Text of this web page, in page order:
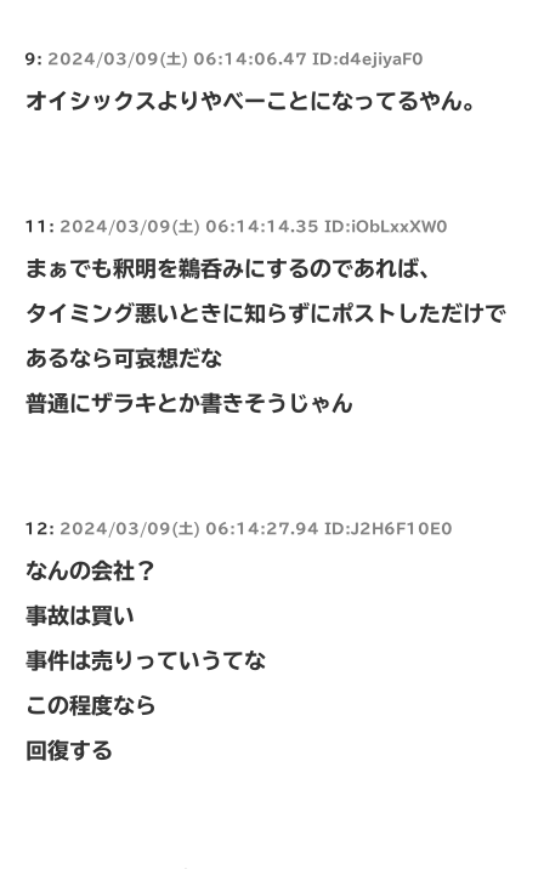
9: 2024/03/09(土) 06:14:06.47 ID:d4ejiyaF0
オイシックスよりやべーことになってるやん。
11: 2024/03/09(土) 06:14:14.35 ID:iObLxxXW0
まぁでも釈明を鵜呑みにするのであれば、
タイミング悪いときに知らずにポストしただけで
あるなら可哀想だな
普通にザラキとか書きそうじゃん
12: 2024/03/09(土) 06:14:27.94 ID:J2H6F10E0
なんの会社？
事故は買い
事件は売りっていうてな
この程度なら
回復する